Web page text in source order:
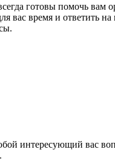
готовы помочь вам
вас время и ответить на
интересующий вас